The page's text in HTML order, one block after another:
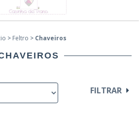
> Feltro > Chaveiros
FILTRAR